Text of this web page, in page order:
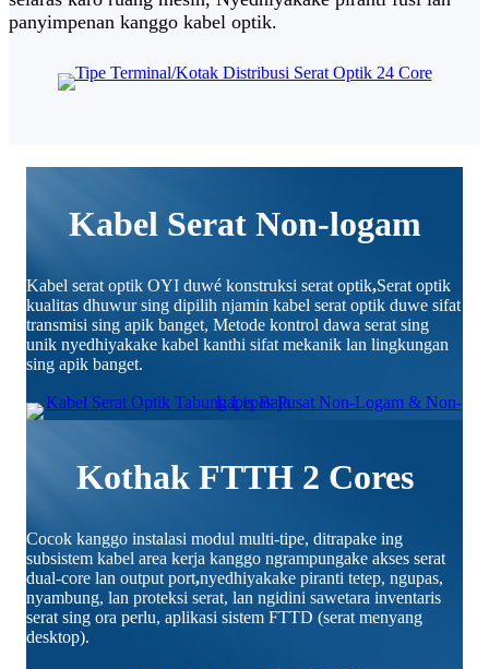
panyimpenan kanggo kabel optik.
Kabel Serat Non-logam
Kabel serat optik OYI duwé konstruksi serat optik,Serat optik
kualitas dhuwur sing dipilih njamin kabel serat optik duwe sifat
transmisi sing apik banget, Metode kontrol dawa serat sing
unik nyedhiyakake kabel kanthi sifat mekanik lan lingkungan
sing apik banget.
Kothak FTTH 2 Cores
Cocok kanggo instalasi modul multi-tipe, ditrapake ing
subsistem kabel area kerja kanggo ngrampungake akses serat
dual-core lan output port,nyedhiyakake piranti tetep, ngupas,
nyambung, lan proteksi serat, lan ngidini sawetara inventaris
serat sing ora perlu, aplikasi sistem FTTD (serat menyang
desktop).